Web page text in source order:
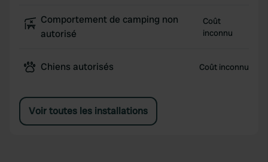
Comportement de camping non
autorisé
Coût
inconnu
Chiens autorisés Coût inconnu
Voir toutes les installations